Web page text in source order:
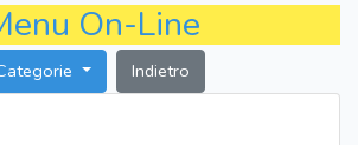
On-Line
Indietro